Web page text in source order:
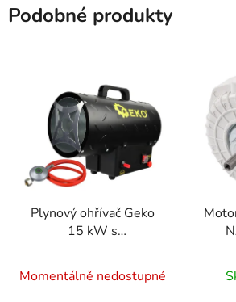
Podobné produkty
Plynový ohřívač Geko
15 kW s
ochranou proti přehřátí
Momentálně nedostupné